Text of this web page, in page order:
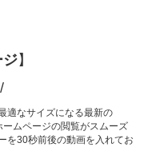
ジ】
適なサイズになる最新の
ームページの閲覧がスムーズ
を30秒前後の動画を入れてお